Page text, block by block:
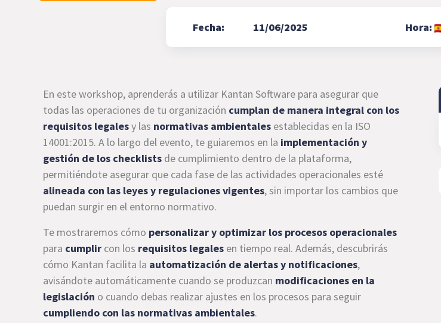
Fecha: 11/06/2025 Hora:
En este workshop, aprenderás a utilizar Kantan Software para asegurar que
todas las operaciones de tu organización cumplan de manera integral con los
requisitos legalesy las normativas ambientales establecidas en la ISO
14001:2015. A lo largo del evento, te guiaremos en la implementación y
gestión de los checklists de cumplimiento dentro de la plataforma,
permitiéndote asegurar que cada fase de las actividades operacionales esté
alineada con las leyes y regulaciones vigentes, sin importar los cambios que
puedan surgir en el entorno normativo.
Te mostraremos cómo personalizar y optimizar los procesos operacionales
para cumplir con los requisitos legales en tiempo real. Además, descubrirás
cómo Kantan facilita la automatización de alertas y notificaciones,
avisándote automáticamente cuando se produzcan modificaciones en la
legislación o cuando debas realizar ajustes en los procesos para seguir
cumpliendo con las normativas ambientales.